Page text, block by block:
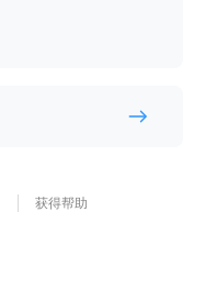
获得帮助